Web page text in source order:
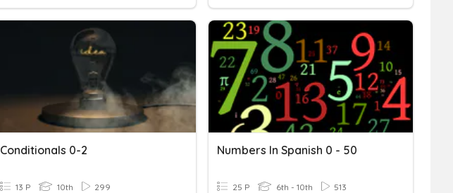
Conditionals 0-2
13 P 10th 299
Numbers In Spanish 0 - 50
25 P 6th - 10th 513